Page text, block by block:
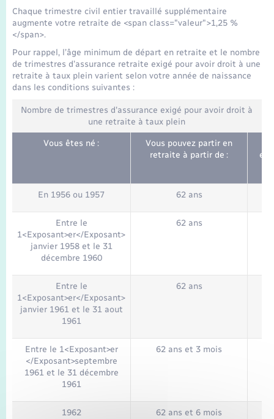
Chaque trimestre civil entier travaillé supplémentaire
augmente votre retraite de <span class="valeur">1,25 %
</span>.
Pour rappel, l’âge minimum de départ en retraite et le nombre
de trimestres d’assurance retraite exigé pour avoir droit à une
retraite à taux plein varient selon votre année de naissance
dans les conditions suivantes :
Nombre de trimestres d'assurance exigé pour avoir droit à
une retraite à taux plein
Vous êtes né :
Vous pouvez partir en
retraite à partir de :
En 1956 ou 1957 62 ans
Entre le
1<Exposant>er</Exposant>
janvier 1958 et le 31
décembre 1960
62 ans
Entre le
1<Exposant>er</Exposant>
janvier 1961 et le 31 aout
1961
62 ans
Entre le 1<Exposant>er
</Exposant>septembre
1961 et le 31 décembre
1961
62 ans et 3 mois
1962 62 ans et 6 mois